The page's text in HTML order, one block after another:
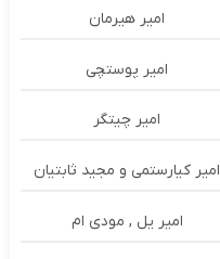
امیر هیرمان
امیر پوستچی
امیر چیتگر
امیر کیارستمی و مجید ثابتیان
امیر یل , مودی ام